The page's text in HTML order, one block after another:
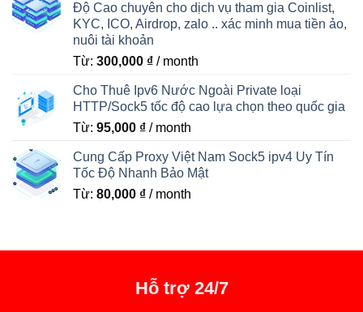
Độ Cao chuyên cho dịch vụ tham gia Coinlist,
KYC, ICO, Airdrop, zalo .. xác minh mua tiền ảo,
nuôi tài khoản
Từ: 300,000 ₫ / month
Cho Thuê Ipv6 Nước Ngoài Private loại
HTTP/Sock5 tốc độ cao lựa chọn theo quốc gia
Từ: 95,000 ₫ / month
Cung Cấp Proxy Việt Nam Sock5 ipv4 Uy Tín
Tốc Độ Nhanh Bảo Mật
Từ: 80,000 ₫ / month
Hỗ trợ 24/7